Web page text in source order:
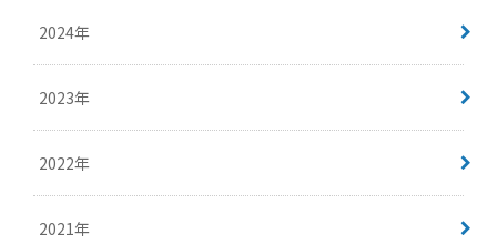
2024年
2023年
2022年
2021年